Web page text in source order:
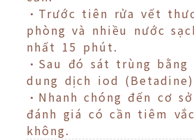
•Trước tiên rửa vết
phòng và nhiều nước
nhất 15 phút.
•Sau đó sát trùng bằng
dung dịch iod
•Nhanh chóng đến cơ
đánh giá có cần tiêm
không.